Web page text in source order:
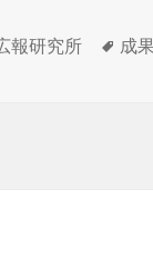
報研究所
タ
成